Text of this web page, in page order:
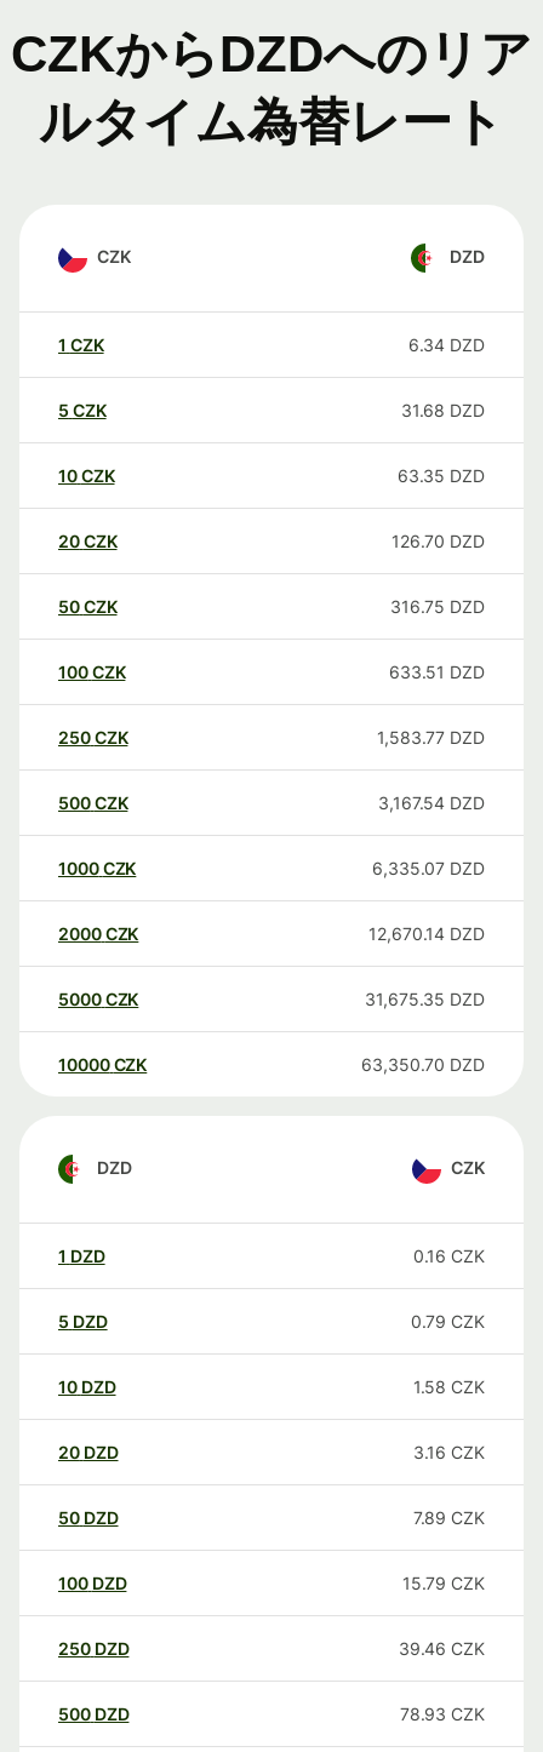
CZKからDZDへのリア
ルタイム為替レート
CZK DZD
1 CZK 6.34 DZD
5 CZK 31.68 DZD
10CZK 63.35 DZD
20CZK 126.70 DZD
50CZK 316.75 DZD
100CZK 633.51 DZD
250CZK 1,583.77 DZD
500CZK 3,167.54 DZD
1000CZK 6,335.07 DZD
2000CZK 12,670.14 DZD
5000CZK 31,675.35 DZD
10000 CZK 63,350.70 DZD
DZD CZK
1 DZD 0.16 CZK
5 DZD 0.79 CZK
10 DZD 1.58 CZK
20 DZD 3.16 CZK
50 DZD 7.89 CZK
100 DZD 15.79 CZK
250 DZD 39.46 CZK
500 DZD 78.93 CZK